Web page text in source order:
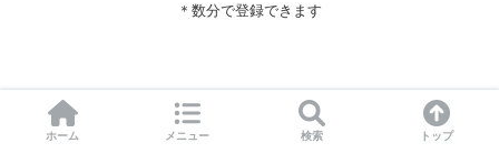
＊数分で登録できます
ホーム メニュー 検索 トップ